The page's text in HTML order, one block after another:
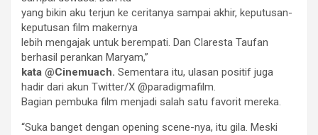
yang bikin aku terjun ke ceritanya sampai akhir, keputusan-
keputusan film makernya
lebih mengajak untuk berempati. Dan Claresta Taufan
berhasil perankan Maryam,”
kata @Cinemuach. Sementara itu, ulasan positif juga
hadir dari akun Twitter/X @paradigmafilm.
Bagian pembuka film menjadi salah satu favorit mereka.
“Suka banget dengan opening scene-nya, itu gila. Meski